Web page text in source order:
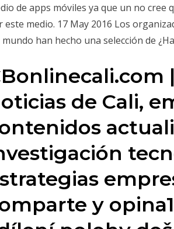
de apps móviles ya que un no
este medio. 17 May 2016 Los
mundo han hecho una selección de
de Cali,
y